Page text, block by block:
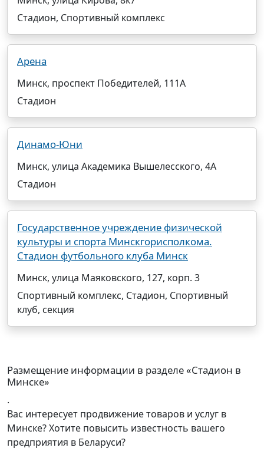
Стадион, Спортивный комплекс
Арена
Минск, проспект Победителей, 111А
Стадион
Динамо-Юни
Минск, улица Академика Вышелесского, 4А
Стадион
Государственное учреждение физической
культуры и спорта Минскгорисполкома.
Стадион футбольного клуба Минск
Минск, улица Маяковского, 127, корп. 3
Спортивный комплекс, Стадион, Спортивный
клуб, секция
Размещение информации в разделе «Стадион в
Минске»
.
Вас интересует продвижение товаров и услуг в
Минске? Хотите повысить известность вашего
предприятия в Беларуси?